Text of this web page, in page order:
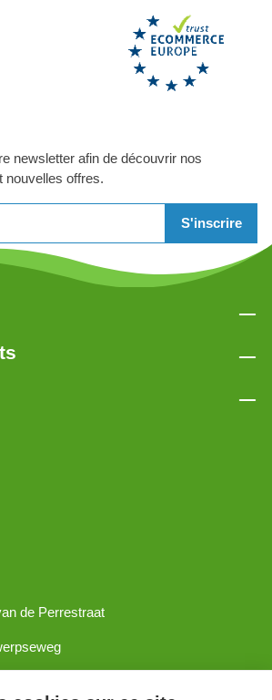
newsletter afin de découvrir nos
nouvelles offres.
S'inscrire
de Perrestraat